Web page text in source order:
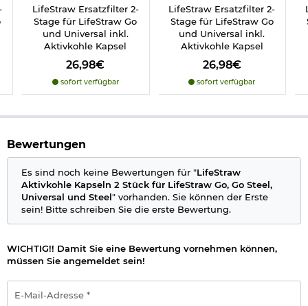
LifeStraw Ersatzfilter 2-
Stage für LifeStraw Go
und Universal inkl.
Aktivkohle Kapsel
26,98€
sofort verfügbar
LifeStraw Ersatzfilter 2-
Stage für LifeStraw Go
und Universal inkl.
Aktivkohle Kapsel
26,98€
sofort verfügbar
Bewertungen
Es sind noch keine Bewertungen für "LifeStraw
Aktivkohle Kapseln 2 Stück für LifeStraw Go, Go Steel,
Universal und Steel" vorhanden. Sie können der Erste
sein! Bitte schreiben Sie die erste Bewertung.
WICHTIG!! Damit Sie eine Bewertung vornehmen können,
müssen Sie angemeldet sein!
Mail-